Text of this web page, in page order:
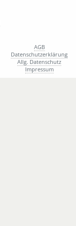
AGB
Datenschutzerklärung
Allg. Datenschutz
Impressum